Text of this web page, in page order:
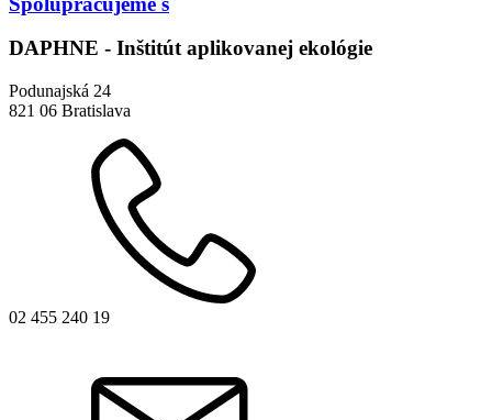
DAPHNE - Inštitút aplikovanej ekológie
Podunajská 24
821 06 Bratislava
02 455 240 19